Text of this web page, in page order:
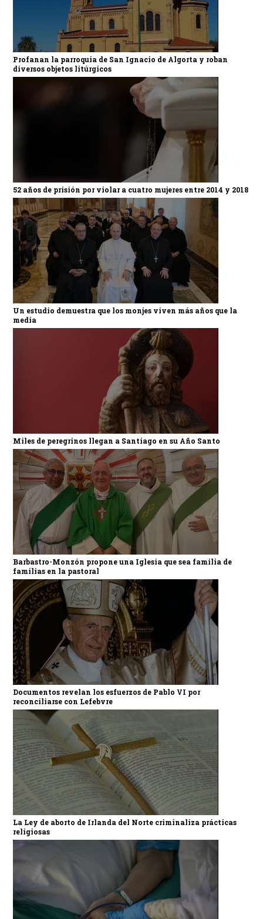
Profanan la parroquia de San Ignacio de Algorta y roban
diversos objetos litúrgicos
52 años de prisión por violar a cuatro mujeres entre 2014 y 2018
Un estudio demuestra que los monjes viven más años que la
media
Miles de peregrinos llegan a Santiago en su Año Santo
Barbastro-Monzón propone una Iglesia que sea familia de
familias en la pastoral
Documentos revelan los esfuerzos de Pablo VI por
reconciliarse con Lefebvre
La Ley de aborto de Irlanda del Norte criminaliza prácticas
religiosas